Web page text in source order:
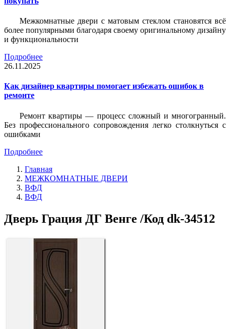
Межкомнатные двери с матовым стеклом становятся всё
более популярными благодаря своему оригинальному дизайну
и функциональности
Подробнее
26.11.2025
Как дизайнер квартиры помогает избежать ошибок в
ремонте
Ремонт квартиры — процесс сложный и многогранный.
Без профессионального сопровождения легко столкнуться с
ошибками
Подробнее
Главная
МЕЖКОМНАТНЫЕ ДВЕРИ
ВФД
ВФД
Дверь Грация ДГ Венге /Код dk-34512